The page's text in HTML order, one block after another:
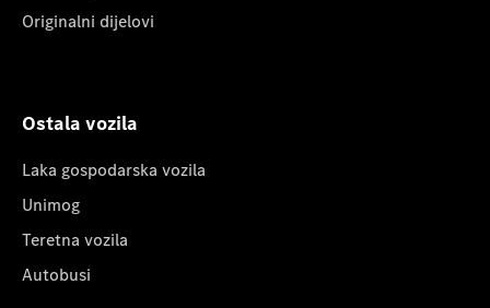
Originalni dijelovi
Ostala vozila
Laka gospodarska vozila
Unimog
Teretna vozila
Autobusi